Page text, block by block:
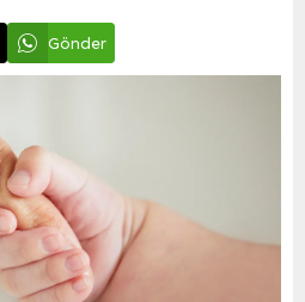
Gönder